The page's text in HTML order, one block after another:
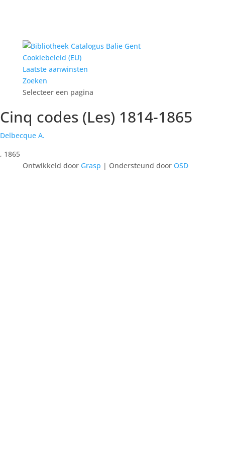
Cookiebeleid (EU)
Laatste aanwinsten
Zoeken
Selecteer een pagina
Cinq codes (Les) 1814-1865
Delbecque A.
, 1865
Ontwikkeld door Grasp | Ondersteund door OSD